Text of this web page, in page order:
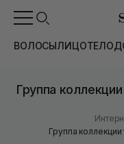
ВОЛОСЫЛИЦОТЕЛО
Группа
Группа